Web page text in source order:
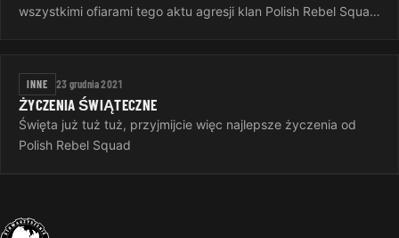
wszystkimi ofiarami tego aktu agresji klan Polish Rebel Squad
INNE 23 grudnia 2021
ŻYCZENIA ŚWIĄTECZNE
Święta już tuż tuż, przyjmijcie więc najlepsze życzenia od
Polish Rebel Squad